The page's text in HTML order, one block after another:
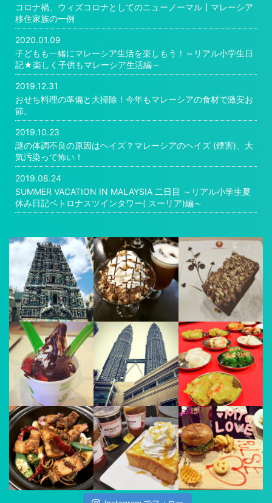
コロナ禍、ウィズコロナとしてのニューノーマル┃マレーシア
移住家族の一例
2020.01.09
子どもも一緒にマレーシア生活を楽しもう！～リアル小学生日
記★楽しく子供もマレーシア生活編～
2019.12.31
おせち料理の準備と大掃除！今年もマレーシアの食材で激安お
節。
2019.10.23
謎の体調不良の原因はヘイズ？マレーシアのヘイズ (煙害)、大
気汚染って怖い！
2019.08.24
SUMMER VACATION IN MALAYSIA 二日目 ～リアル小学生夏
休み日記ペトロナスツインタワー( スーリア)編～